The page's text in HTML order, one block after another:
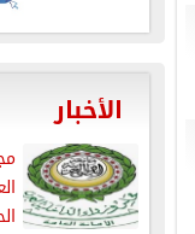
الأخبار